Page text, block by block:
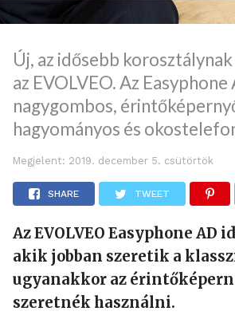
Új, az idősebb
az EVOLVEO. Az
nagygombos,
hagyományos és
Megjelent: 2019. december 5. csütörtök
SHARE TWEET
Az EVOLVEO Easyphone AD
akik jobban szeretik a
ugyanakkor az
szeretnék használni.